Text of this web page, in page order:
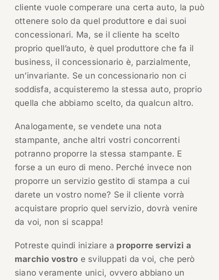
cliente vuole comperare una certa auto, la può
ottenere solo da quel produttore e dai suoi
concessionari. Ma, se il cliente ha scelto
proprio quell’auto, è quel produttore che fa il
business, il concessionario è, parzialmente,
un’invariante. Se un concessionario non ci
soddisfa, acquisteremo la stessa auto, proprio
quella che abbiamo scelto, da qualcun altro.
Analogamente, se vendete una nota
stampante, anche altri vostri concorrenti
potranno proporre la stessa stampante. E
forse a un euro di meno. Perché invece non
proporre un servizio gestito di stampa a cui
darete un vostro nome? Se il cliente vorrà
acquistare proprio quel servizio, dovrà venire
da voi, non si scappa!
Potreste quindi iniziare a proporre servizi a
marchio vostro e sviluppati da voi, che però
siano veramente unici, ovvero abbiano un